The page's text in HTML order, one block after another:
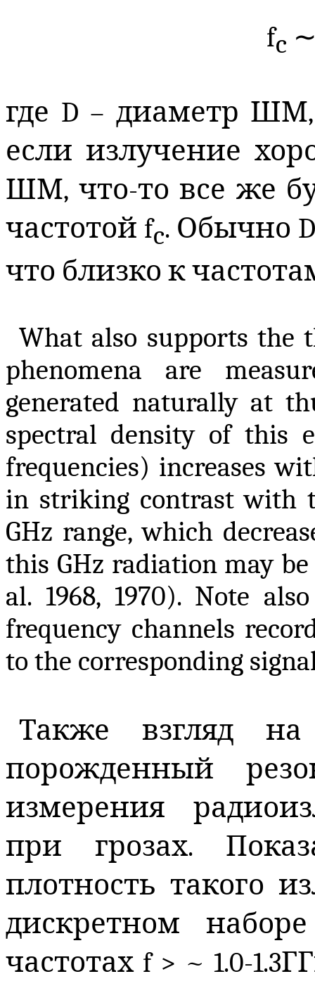
fc
где D – диаметр ШМ,
если излучение
ШМ, что-то все же
частотой fc. Обычно D
что близко к
What also supports the
phenomena are
generated naturally at
spectral density of this
frequencies) increases
in striking contrast with
GHz range, which
this GHz radiation may
al. 1968, 1970). Note
frequency channels
to the corresponding
Также взгляд
порожденный
измерения
при грозах.
плотность такого
дискретном
частотах f> ~ 1.0-